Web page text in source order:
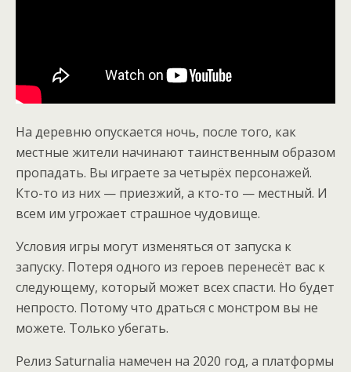
На деревню опускается ночь, после того, как
местные жители начинают таинственным образом
пропадать. Вы играете за четырёх персонажей.
Кто-то из них — приезжий, а кто-то — местный. И
всем им угрожает страшное чудовище.
Условия игры могут изменяться от запуска к
запуску. Потеря одного из героев перенесёт вас к
следующему, который может всех спасти. Но будет
непросто. Потому что драться с монстром вы не
можете. Только убегать.
Релиз Saturnalia намечен на 2020 год, а платформы